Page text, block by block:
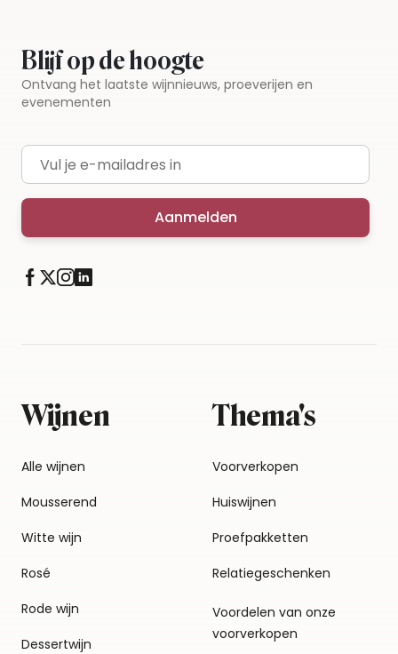
Blijf op de hoogte
Ontvang het laatste wijnnieuws, proeverijen en
evenementen
E-mailadres
Aanmelden
Wijnen
Alle wijnen
Mousserend
Witte wijn
Rosé
Rode wijn
Dessertwijn
Thema's
Voorverkopen
Huiswijnen
Proefpakketten
Relatiegeschenken
Voordelen van onze
voorverkopen